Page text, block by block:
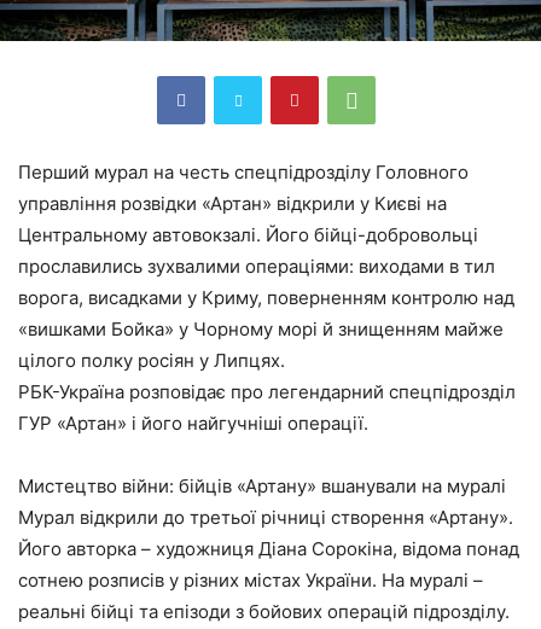
Перший мурал на честь спецпідрозділу Головного
управління розвідки «Артан» відкрили у Києві на
Центральному автовокзалі. Його бійці-добровольці
прославились зухвалими операціями: виходами в тил
ворога, висадками у Криму, поверненням контролю над
«вишками Бойка» у Чорному морі й знищенням майже
цілого полку росіян у Липцях.
РБК-Україна розповідає про легендарний спецпідрозділ
ГУР «Артан» і його найгучніші операції.
Мистецтво війни: бійців «Артану» вшанували на муралі
Мурал відкрили до третьої річниці створення «Артану».
Його авторка – художниця Діана Сорокіна, відома понад
сотнею розписів у різних містах України. На муралі –
реальні бійці та епізоди з бойових операцій підрозділу.